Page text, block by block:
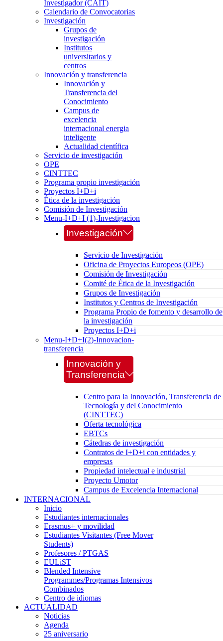
Investigador (CAIT)
Calendario de Convocatorias
Investigación
Grupos de
investigación
Institutos
universitarios y
centros
Innovación y transferencia
Innovación y
Transferencia del
Conocimiento
Campus de
excelencia
internacional energia
inteligente
Actualidad científica
Servicio de investigación
OPE
CINTTEC
Programa propio investigación
Proyectos I+D+i
Ética de la investigación
Comisión de Investigación
Menu-I+D+I (1)-Investigacion
Investigación
Servicio de Investigación
Oficina de Proyectos Europeos (OPE)
Comisión de Investigación
Comité de Ética de la Investigación
Grupos de Investigación
Institutos y Centros de Investigación
Programa Propio de fomento y desarrollo de
la investigación
Proyectos I+D+i
Menu-I+D+I(2)-Innovacion-
transferencia
Innovación y
Transferencia
Centro para la Innovación, Transferencia de
Tecnología y del Conocimiento
(CINTTEC)
Oferta tecnológica
EBTCs
Cátedras de investigación
Contratos de I+D+i con entidades y
empresas
Propiedad intelectual e industrial
Proyecto Umotor
Campus de Excelencia Internacional
INTERNACIONAL
Inicio
Estudiantes internacionales
Erasmus+ y movilidad
Estudiantes Visitantes (Free Mover
Students)
Profesores / PTGAS
EULiST
Blended Intensive
Programmes/Programas Intensivos
Combinados
Centro de idiomas
ACTUALIDAD
Noticias
Agenda
25 aniversario